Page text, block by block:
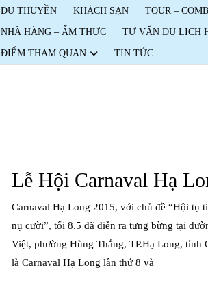
DU THUYỀN KHÁCH SẠN TOUR –
NHÀ HÀNG – ẨM THỰC TƯ VẤN DU LỊCH
ĐIỂM THAM QUAN TIN TỨC
Lễ Hội Carnaval Hạ
Carnaval Hạ Long 2015, với chủ đề “Hội tụ
nụ cười”, tối 8.5 đã diễn ra tưng bừng tại
Việt, phường Hùng Thắng, TP.Hạ Long, tỉnh
là Carnaval Hạ Long lần thứ 8 và